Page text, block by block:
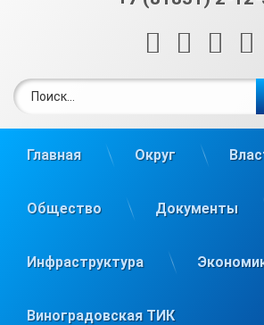
RSS E-mail
Главная Округ
Общество Документы
Инфраструктура
Виноградовская ТИК